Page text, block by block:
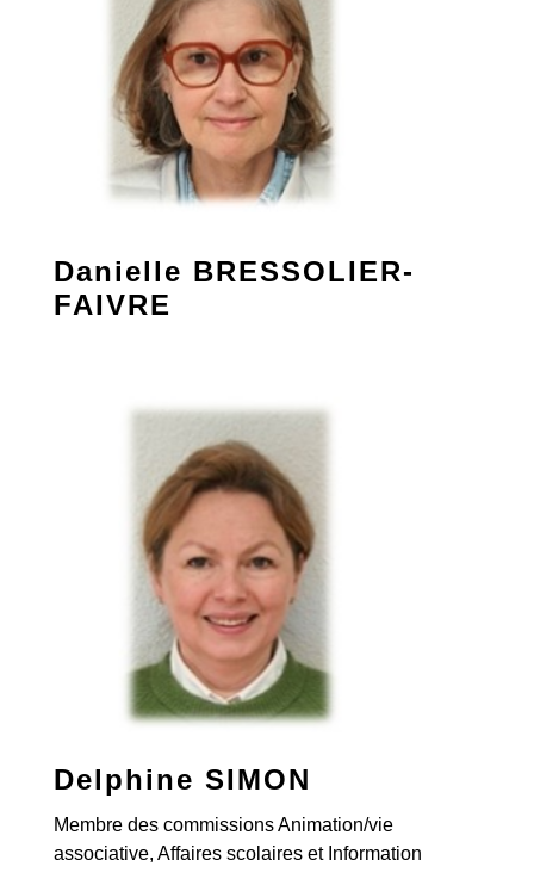
Danielle BRESSOLIER-
FAIVRE
Delphine SIMON
Membre des commissions Animation/vie
associative, Affaires scolaires et Information